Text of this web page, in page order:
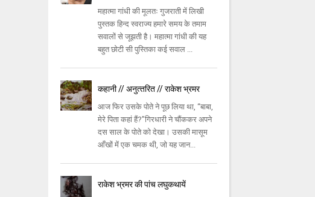
महात्मा गांधी की मूलतः गुजराती में लिखी
पुस्तक हिन्द स्वराज्य हमारे समय के तमाम
सवालों से जूझती है। महात्मा गांधी की यह
बहुत छोटी सी पुस्तिका कई सवाल ...
कहानी // अनुत्‍तरित // राकेश भ्रमर
आज फिर उसके पोते ने पूछ लिया था, ‘‘बाबा,
मेरे पिता कहां हैं?’’गिरधारी ने चौंककर अपने
दस साल के पोते को देखा। उसकी मासूम
आँखों में एक चमक थी, जो यह जान...
राकेश भ्रमर की पांच लघुकथायें